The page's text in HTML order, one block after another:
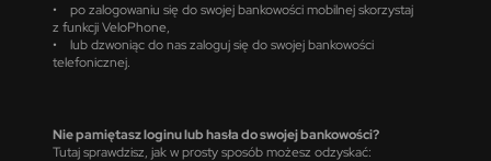
• po zalogowaniu się do swojej bankowości mobilnej skorzystaj
z funkcji VeloPhone,
• lub dzwoniąc do nas zaloguj się do swojej bankowości
telefonicznej.
Nie pamiętasz loginu lub hasła do swojej bankowości?
Tutaj sprawdzisz, jak w prosty sposób możesz odzyskać: